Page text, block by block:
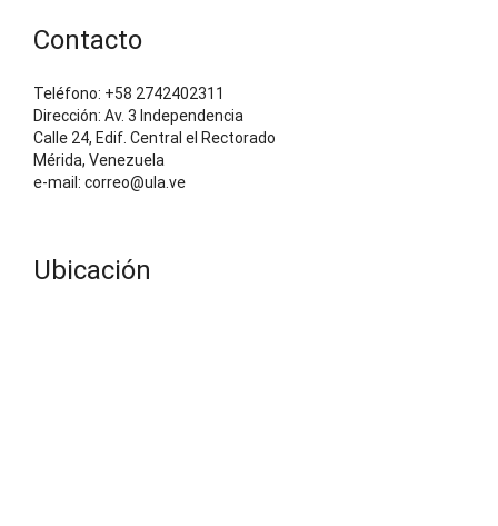
Contacto
Teléfono: +58 2742402311
Dirección: Av. 3 Independencia
Calle 24, Edif. Central el Rectorado
Mérida, Venezuela
e-mail: correo@ula.ve
Ubicación